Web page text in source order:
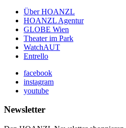
Über HOANZL
HOANZL Agentur
GLOBE Wien
Theater im Park
WatchAUT
Entrello
facebook
instagram
youtube
Newsletter